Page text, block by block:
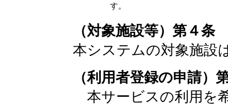
す。
（対象施設等）第４条
本システムの対象施設
（利用者登録の申請）
本サービスの利用を